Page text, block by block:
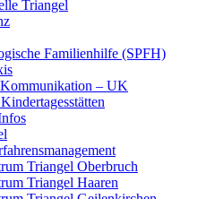
Triangel
Familienhilfe (SPFH)
– UK
Triangel Oberbruch
Triangel Haaren